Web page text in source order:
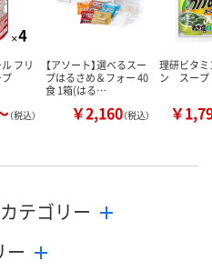
フリ
（税込）
【アソート】選べるスー
プはるさめ＆フォー 40
食 1箱(はる…
￥2,160（税込）
理研ビタ
ン スープ
￥
テゴリー
ー